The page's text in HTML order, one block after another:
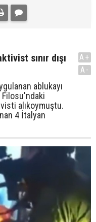
sınır dışı
ablukayı
Filosu'ndaki
alıkoymuştu.
4 İtalyan
A+
A-